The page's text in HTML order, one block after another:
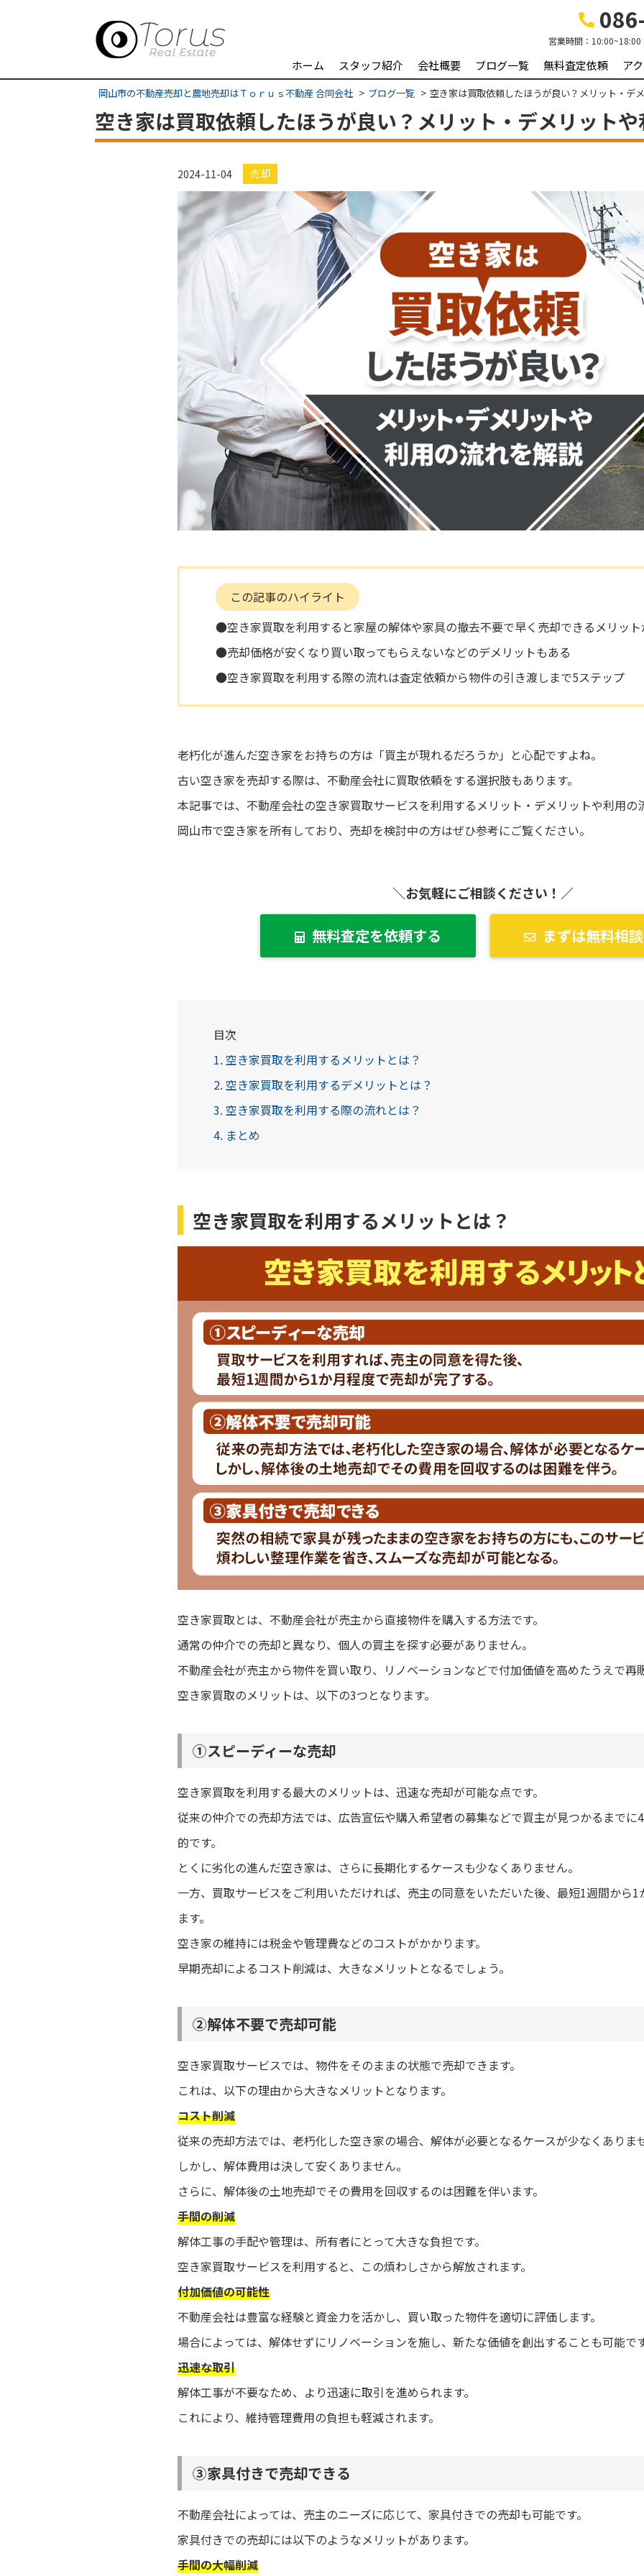
営業時間： 10:00~18:00
ホーム スタッフ紹介 会社概要 ブログ一覧 無料査定依頼 ア
岡山市の不動産売却と農地売却はＴｏｒｕｓ不動産 合同会社 ブログ一覧 空き家は買取依頼したほうが良い？メリット・デ
空き家は買取依頼したほうが良い？メリット・デメリット
2024-11-04 売却
この記事のハイライト
●空き家買取を利用すると家屋の解体や家具の撤去不要で早く売却できるメリッ
●売却価格が安くなり買い取ってもらえないなどのデメリットもある
●空き家買取を利用する際の流れは査定依頼から物件の引き渡しまで5ステップ
老朽化が進んだ空き家をお持ちの方は「買主が現れるだろうか」と心配ですよね。
古い空き家を売却する際は、不動産会社に買取依頼をする選択肢もあります。
本記事では、不動産会社の空き家買取サービスを利用するメリット・デメリットや利用の
岡山市で空き家を所有しており、売却を検討中の方はぜひ参考にご覧ください。
＼お気軽にご相談ください！／
無料査定を依頼する まずは無料相
目次
1. 空き家買取を利用するメリットとは？
2. 空き家買取を利用するデメリットとは？
3. 空き家買取を利用する際の流れとは？
4. まとめ
空き家買取を利用するメリットとは？
空き家買取とは、不動産会社が売主から直接物件を購入する方法です。
通常の仲介での売却と異なり、個人の買主を探す必要がありません。
不動産会社が売主から物件を買い取り、リノベーションなどで付加価値を高めたうえで再
空き家買取のメリットは、以下の3つとなります。
①スピーディーな売却
空き家買取を利用する最大のメリットは、迅速な売却が可能な点です。
従来の仲介での売却方法では、広告宣伝や購入希望者の募集などで買主が見つかるまで
的です。
とくに劣化の進んだ空き家は、さらに長期化するケースも少なくありません。
一方、買取サービスをご利用いただければ、売主の同意をいただいた後、最短1週間から
ます。
空き家の維持には税金や管理費などのコストがかかります。
早期売却によるコスト削減は、大きなメリットとなるでしょう。
②解体不要で売却可能
空き家買取サービスでは、物件をそのままの状態で売却できます。
これは、以下の理由から大きなメリットとなります。
コスト削減
従来の売却方法では、老朽化した空き家の場合、解体が必要となるケースが少なくありま
しかし、解体費用は決して安くありません。
さらに、解体後の土地売却でその費用を回収するのは困難を伴います。
手間の削減
解体工事の手配や管理は、所有者にとって大きな負担です。
空き家買取サービスを利用すると、この煩わしさから解放されます。
付加価値の可能性
不動産会社は豊富な経験と資金力を活かし、買い取った物件を適切に評価します。
場合によっては、解体せずにリノベーションを施し、新たな価値を創出することも可能で
迅速な取引
解体工事が不要なため、より迅速に取引を進められます。
これにより、維持管理費用の負担も軽減されます。
③家具付きで売却できる
不動産会社によっては、売主のニーズに応じて、家具付きでの売却も可能です。
家具付きでの売却には以下のようなメリットがあります。
手間の大幅削減